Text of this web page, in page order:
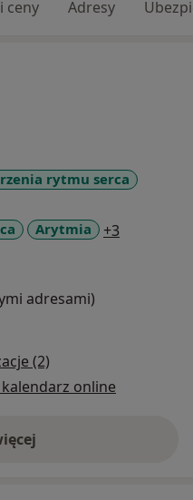
ceny Adresy
rytmu serca
Arytmia +3
adresami)
(2)
online
doświadczeniu